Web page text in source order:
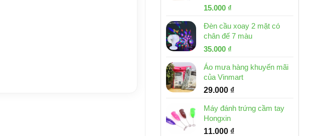
Giá
là:
32.000 ₫.
15.000 ₫
tại
là:
Đèn cầu xoay 2 mặt có
chân đế 7 màu
Giá
là:
46.000 ₫.
35.000 ₫
tại
là:
35.000 ₫.
Áo mưa hàng khuyến mãi
của Vinmart
29.000 ₫
Máy đánh trứng cầm tay
Hongxin
11.000 ₫